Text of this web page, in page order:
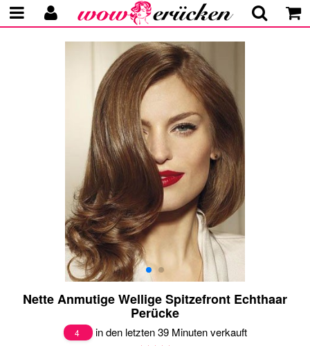
Nette Anmutige Wellige Spitzefront Echthaar
Perücke
4 in den letzten 39 Minuten verkauft